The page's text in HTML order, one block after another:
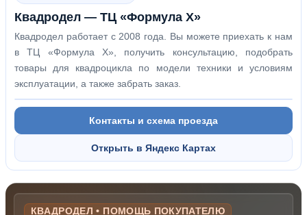
Квадродел — ТЦ «Формула Х»
Квадродел работает с 2008 года. Вы можете приехать к нам
в ТЦ «Формула Х», получить консультацию, подобрать
товары для квадроцикла по модели техники и условиям
эксплуатации, а также забрать заказ.
Контакты и схема проезда
Открыть в Яндекс Картах
КВАДРОДЕЛ • ПОМОЩЬ ПОКУПАТЕЛЮ